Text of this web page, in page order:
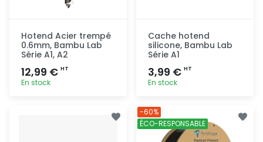
Hotend Acier trempé
0.6mm, Bambu Lab
Série A1, A2
12,99 € HT
En stock
Cache hotend
silicone, Bambu Lab
Série A1
3,99 € HT
En stock
rapide
-60%
ÉCO-RESPONSABLE